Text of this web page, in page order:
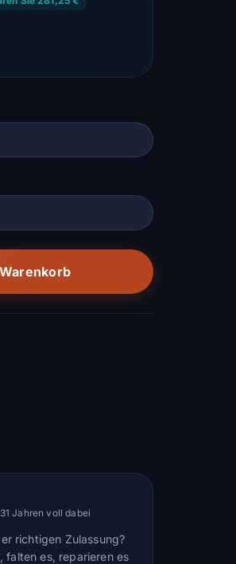
Jahren voll dabei
richtigen Zulassung?
falten es, reparieren es